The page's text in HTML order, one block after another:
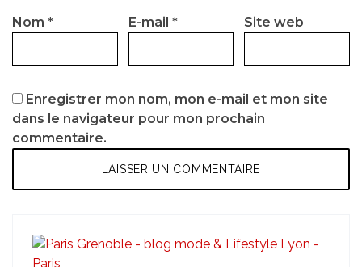
Nom * E-mail * Site web
Enregistrer mon nom, mon e-mail et mon site
dans le navigateur pour mon prochain
commentaire.